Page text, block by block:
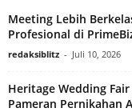
Meeting Lebih
Profesional di
redaksiblitz - Juli 10, 2026
Heritage Wedding
Pameran Pernikahan